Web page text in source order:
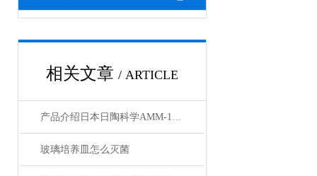
相关文章 / ARTICLE
产品介绍日本日陶科学AMM-140D玛瑙自动乳钵自动粉碎机
玻璃培养皿怎么灭菌